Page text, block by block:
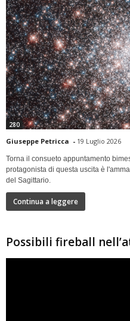
280
Giuseppe Petricca - 19 Luglio 2026
Torna il consueto appuntamento
protagonista di questa uscita è
del Sagittario.
Continua a leggere
Possibili fireball